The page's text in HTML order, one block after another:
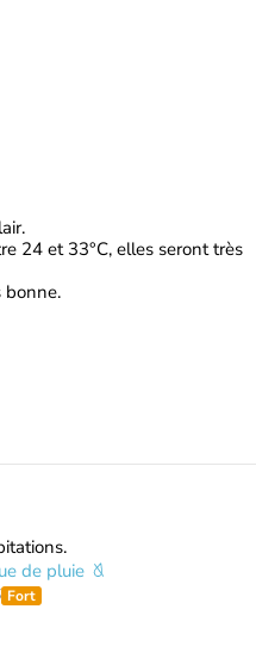
24 et 33°C, elles seront très
bonne.
de pluie
Fort